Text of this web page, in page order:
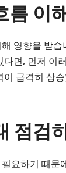
름 이
영향을 받
면, 먼저 이
급격히 상
점검
요하기 때